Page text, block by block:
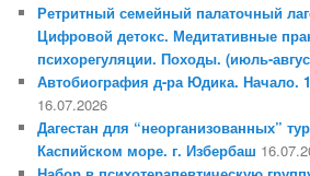
Ретритный семейный палаточный
Цифровой детокс. Медитативные
психорегуляции. Походы. (июль-
Автобиография д-ра Юдика. Начало.
16.07.2026
Дагестан для “неорганизованных”
Каспийском море. г. Избербаш